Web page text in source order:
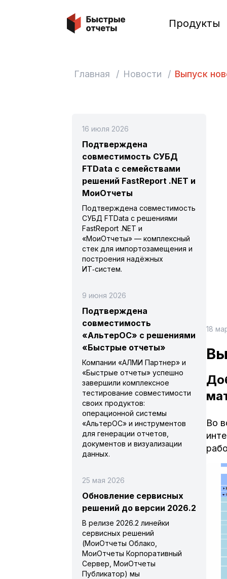
Быстрые отчеты Продукты
Главная / Новости / Выпуск
18
Во
16 июля 2026
Подтверждена
совместимость СУБД
FTData с семействами
решений FastReport .NET и
МоиОтчеты
Подтверждена совместимость
СУБД FTData с решениями
FastReport .NET и
«МоиОтчеты» — комплексный
стек для импортозамещения и
построения надёжных
ИТ‑систем.
9 июня 2026
Подтверждена
совместимость
«АльтерОС» с решениями
«Быстрые отчеты»
Компании «АЛМИ Партнер» и
«Быстрые отчеты» успешно
завершили комплексное
тестирование совместимости
своих продуктов:
операционной системы
«АльтерОС» и инструментов
для генерации отчетов,
документов и визуализации
данных.
25 мая 2026
Обновление сервисных
решений до версии 2026.2
В релизе 2026.2 линейки
сервисных решений
(МоиОтчеты Облако,
МоиОтчеты Корпоративный
Сервер, МоиОтчеты
Публикатор) мы